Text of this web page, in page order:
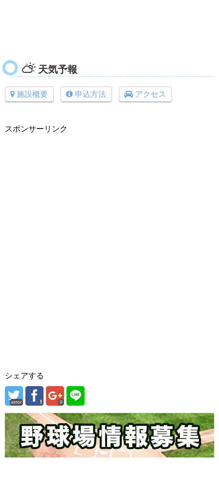
天気予報
施設概要 申込方法 アクセス
スポンサーリンク
シェアする
error 0